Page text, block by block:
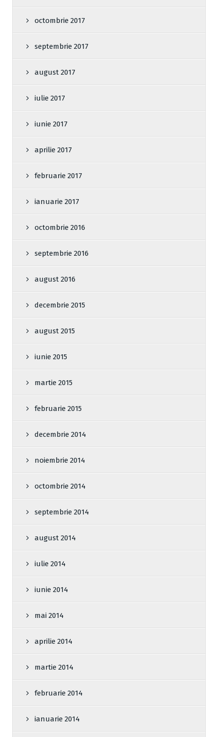
octombrie 2017
septembrie 2017
august 2017
iulie 2017
iunie 2017
aprilie 2017
februarie 2017
ianuarie 2017
octombrie 2016
septembrie 2016
august 2016
decembrie 2015
august 2015
iunie 2015
martie 2015
februarie 2015
decembrie 2014
noiembrie 2014
octombrie 2014
septembrie 2014
august 2014
iulie 2014
iunie 2014
mai 2014
aprilie 2014
martie 2014
februarie 2014
ianuarie 2014